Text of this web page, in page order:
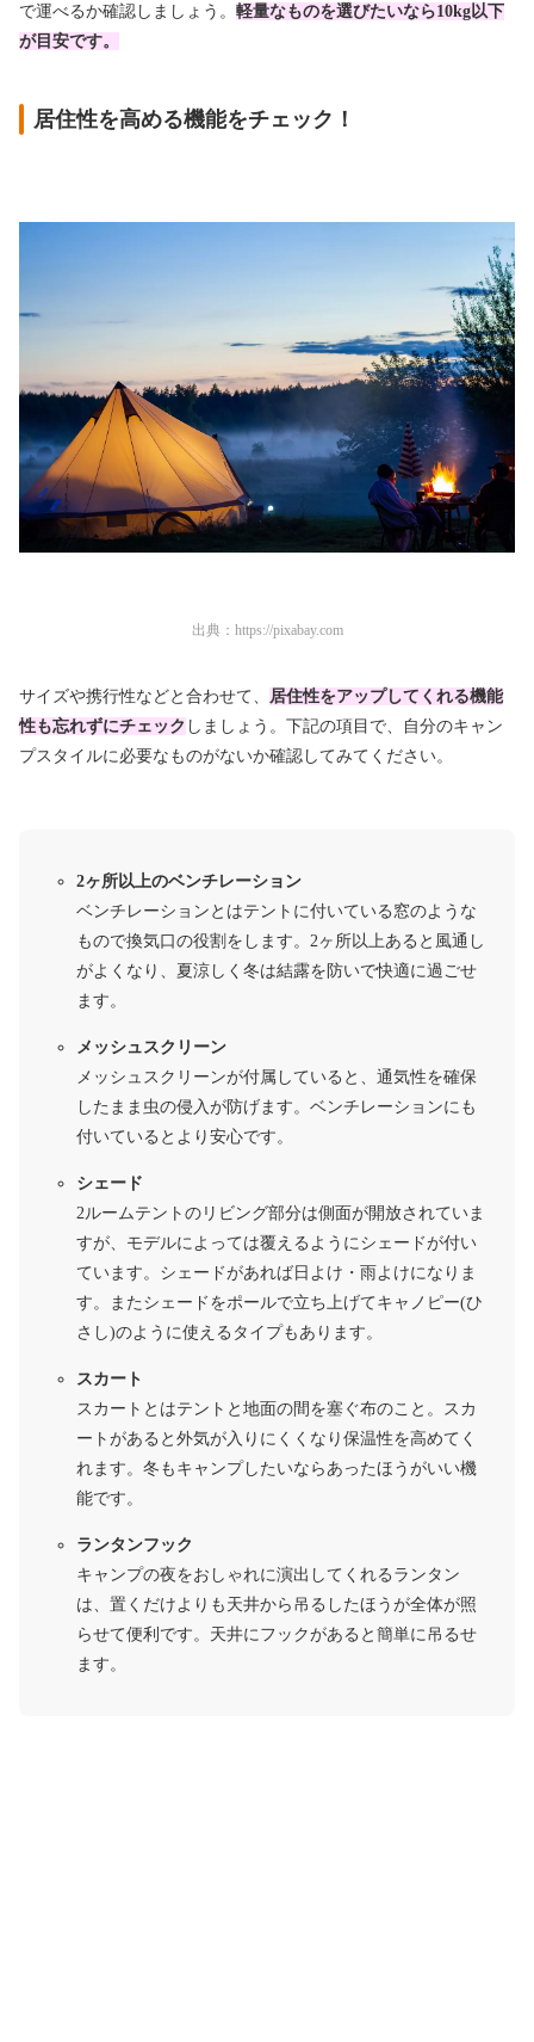
で運べるか確認しましょう。 軽量なものを選びたいなら10kg以下
が目安です。
居住性を高める機能をチェック！
出典： https://pixabay.com
サイズや携行性などと合わせて、
居住性をアップしてくれる機能
性も忘れずにチェック しましょう。下記の項目で、自分のキャン
プスタイルに必要なものがないか確認してみてください。
2ヶ所以上のベンチレーション
ベンチレーションとはテントに付いている窓のような
もので換気口の役割をします。2ヶ所以上あると風通し
がよくなり、夏涼しく冬は結露を防いで快適に過ごせ
ます。
メッシュスクリーン
メッシュスクリーンが付属していると、通気性を確保
したまま虫の侵入が防げます。ベンチレーションにも
付いているとより安心です。
シェード
2ルームテントのリビング部分は側面が開放されていま
すが、モデルによっては覆えるようにシェードが付い
ています。シェードがあれば日よけ・雨よけになりま
す。またシェードをポールで立ち上げてキャノピー(ひ
さし)のように使えるタイプもあります。
スカート
スカートとはテントと地面の間を塞ぐ布のこと。スカ
ートがあると外気が入りにくくなり保温性を高めてく
れます。冬もキャンプしたいならあったほうがいい機
能です。
ランタンフック
キャンプの夜をおしゃれに演出してくれるランタン
は、置くだけよりも天井から吊るしたほうが全体が照
らせて便利です。天井にフックがあると簡単に吊るせ
ます。